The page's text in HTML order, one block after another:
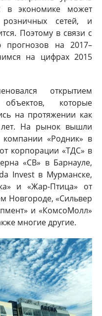
в экономике может
розничных сетей, и
Поэтому в связи с
прогнозов на 2017–
на цифрах 2015
открытием
которые
на протяжении как
На рынок вышли
компании «Родник» в
корпорации «ТДС» в
«СВ» в Барнауле,
Invest в Мурманске,
и «Жар-Птица» от
Новгороде, «Сильвер
и «КомсоМолл»
многие другие.